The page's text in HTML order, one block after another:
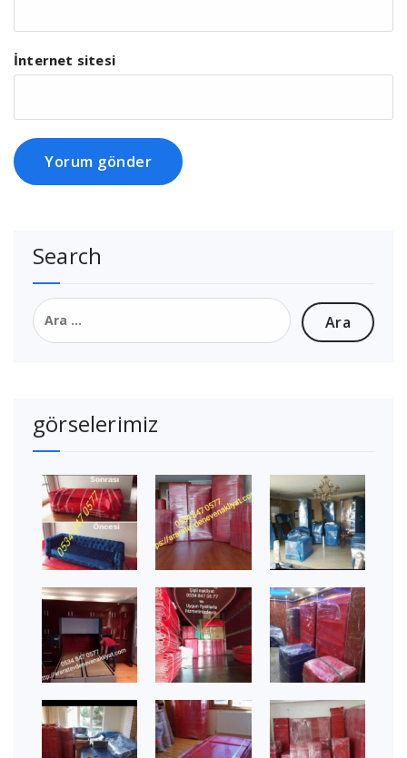
İnternet sitesi
Search
Arama:
görselerimiz